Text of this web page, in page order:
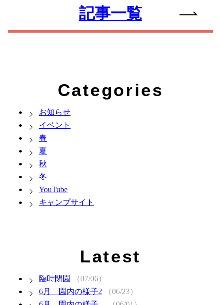
記事一覧
Categories
お知らせ
イベント
春
夏
秋
冬
YouTube
キャンプサイト
Latest
臨時閉園
（07/06）
6月 園内の様子2
（06/23）